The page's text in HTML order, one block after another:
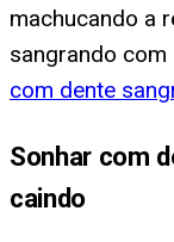
machucando a
sangrando
com dente
Sonhar com
caindo